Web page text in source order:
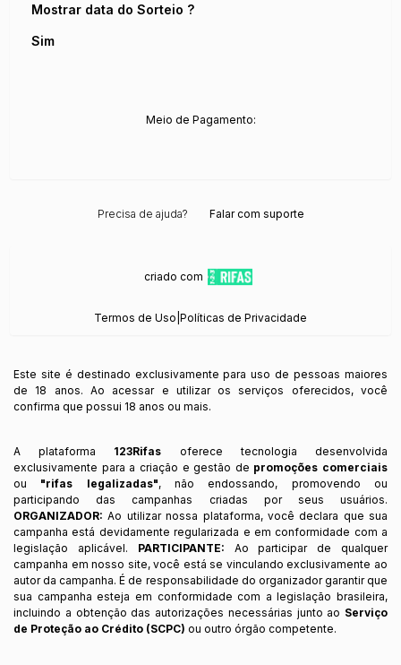
Mostrar data do Sorteio ?
Sim
Meio de Pagamento:
Precisa de ajuda? Falar com suporte
criado com
Termos de Uso Políticas de Privacidade
Este site é destinado exclusivamente para uso de pessoas maiores
de 18 anos. Ao acessar e utilizar os serviços oferecidos, você
confirma que possui 18 anos ou mais.
A plataforma 123Rifas oferece tecnologia desenvolvida
exclusivamente para a criação e gestão de promoções comerciais
ou "rifas legalizadas", não endossando, promovendo ou
participando das campanhas criadas por seus usuários.
ORGANIZADOR: Ao utilizar nossa plataforma, você declara que sua
campanha está devidamente regularizada e em conformidade com a
legislação aplicável. PARTICIPANTE: Ao participar de qualquer
campanha em nosso site, você está se vinculando exclusivamente ao
autor da campanha. É de responsabilidade do organizador garantir que
sua campanha esteja em conformidade com a legislação brasileira,
incluindo a obtenção das autorizações necessárias junto ao Serviço
de Proteção ao Crédito (SCPC) ou outro órgão competente.